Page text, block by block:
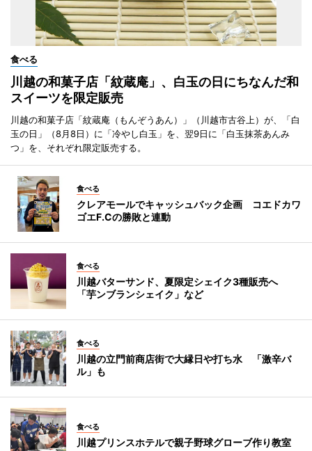
食べる
川越の和菓子店「紋蔵庵」、白玉の日にちなんだ和
スイーツを限定販売
川越の和菓子店「紋蔵庵（もんぞうあん）」（川越市古谷上）が、「白
玉の日」（8月8日）に「冷やし白玉」を、翌9日に「白玉抹茶あんみ
つ」を、それぞれ限定販売する。
食べる
クレアモールでキャッシュバック企画 コエドカワ
ゴエF.Cの勝敗と連動
食べる
川越バターサンド、夏限定シェイク3種販売へ
「芋ンブランシェイク」など
食べる
川越の立門前商店街で大縁日や打ち水 「激辛バ
ル」も
食べる
川越プリンスホテルで親子野球グローブ作り教室